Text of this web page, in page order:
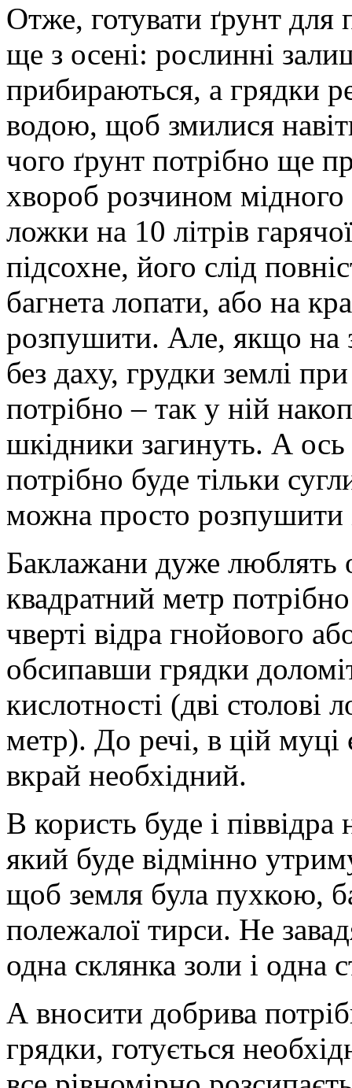
Отже, готувати ґрунт для
ще з осені: рослинні
прибираються, а грядки
водою, щоб змилися
чого ґрунт потрібно ще
хвороб розчином мідного
ложки на 10 літрів
підсохне, його слід
багнета лопати, або на
розпушити. Але, якщо на
без даху, грудки землі
потрібно – так у ній
шкідники загинуть. А ось
потрібно буде тільки
можна просто розпушити
Баклажани дуже люблять
квадратний метр
чверті відра гнойового
обсипавши грядки
кислотності (дві
метр). До речі, в цій
вкрай необхідний.
В користь буде і
який буде відмінно
щоб земля була пухкою,
полежалої тирси. Не
одна склянка золи і одна
А вносити добрива
грядки, готується